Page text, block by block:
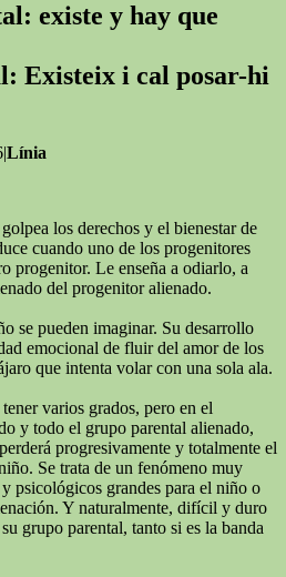
existe y hay que
Existeix i cal posar-hi
Línia
los derechos y el bienestar de
cuando uno de los progenitores
progenitor. Le enseña a odiarlo, a
del progenitor alienado.
se pueden imaginar. Su desarrollo
emocional de fluir del amor de los
que intenta volar con una sola ala.
varios grados, pero en el
y todo el grupo parental alienado,
progresivamente y totalmente el
Se trata de un fenómeno muy
psicológicos grandes para el niño o
Y naturalmente, difícil y duro
grupo parental, tanto si es la banda